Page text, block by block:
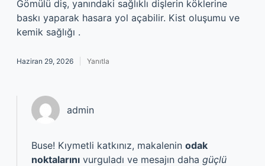
Gömülü diş, yanındaki sağlıklı dişlerin köklerine
baskı yaparak hasara yol açabilir. Kist oluşumu ve
kemik sağlığı .
Haziran 29, 2026 Yanıtla
admin
Buse! Kıymetli katkınız, makalenin odak
noktalarını vurguladı ve mesajın daha güçlü